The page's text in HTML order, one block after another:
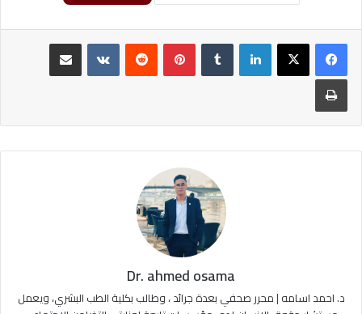
لينكدإن بينتيريست
مشاركة عبر البريد
طباعة
Dr. ahmed osama
د. احمد اسامه | محرر صحفي بعدة جرائد ، وطالب بكلية الطب البشري، ويعمل